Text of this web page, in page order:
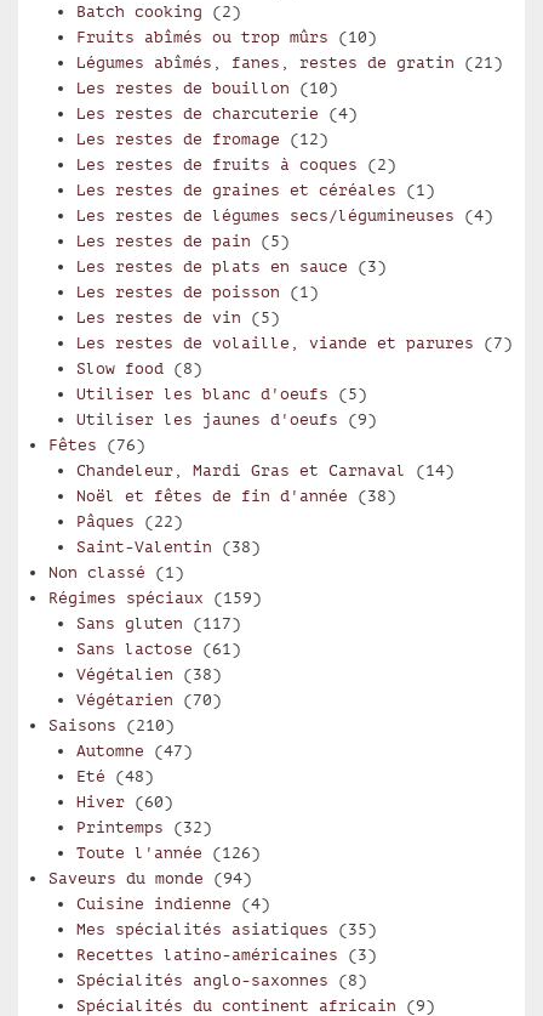
Batch cooking (2)
Fruits abîmés ou trop mûrs (10)
Légumes abîmés, fanes, restes de gratin (21)
Les restes de bouillon (10)
Les restes de charcuterie (4)
Les restes de fromage (12)
Les restes de fruits à coques (2)
Les restes de graines et céréales (1)
Les restes de légumes secs/légumineuses (4)
Les restes de pain (5)
Les restes de plats en sauce (3)
Les restes de poisson (1)
Les restes de vin (5)
Les restes de volaille, viande et parures (7)
Slow food (8)
Utiliser les blanc d'oeufs (5)
Utiliser les jaunes d'oeufs (9)
Fêtes (76)
Chandeleur, Mardi Gras et Carnaval (14)
Noël et fêtes de fin d'année (38)
Pâques (22)
Saint-Valentin (38)
Non classé (1)
Régimes spéciaux (159)
Sans gluten (117)
Sans lactose (61)
Végétalien (38)
Végétarien (70)
Saisons (210)
Automne (47)
Eté (48)
Hiver(60)
Printemps (32)
Toute l'année (126)
Saveurs du monde (94)
Cuisine indienne (4)
Mes spécialités asiatiques (35)
Recettes latino-américaines (3)
Spécialités anglo-saxonnes (8)
Spécialités du continent africain (9)